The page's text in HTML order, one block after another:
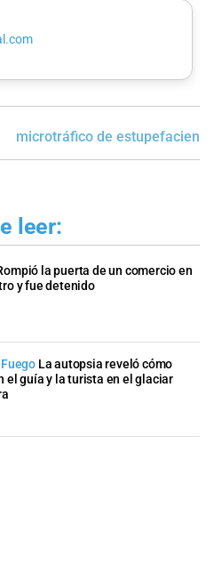
microtráfico de
leer:
la puerta de un comercio en
y fue detenido
La autopsia reveló cómo
el guía y la turista en el glaciar